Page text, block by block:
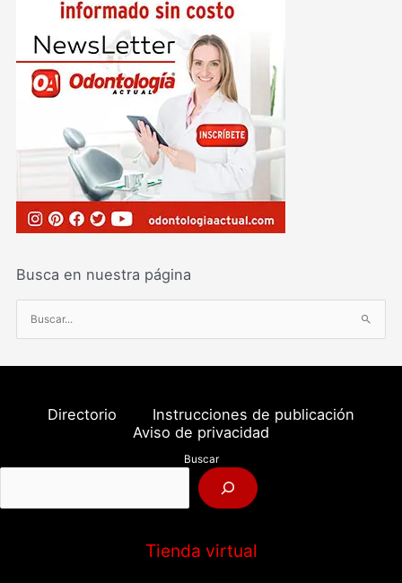
Busca en nuestra página
u
s
o
:
Directorio
Instrucciones de publicación
Aviso de privacidad
Buscar
Tienda virtual